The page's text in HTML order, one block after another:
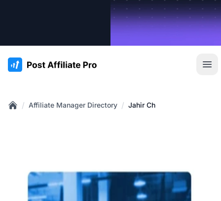
:site.title
/ Affiliate Manager Directory / Jahir Ch